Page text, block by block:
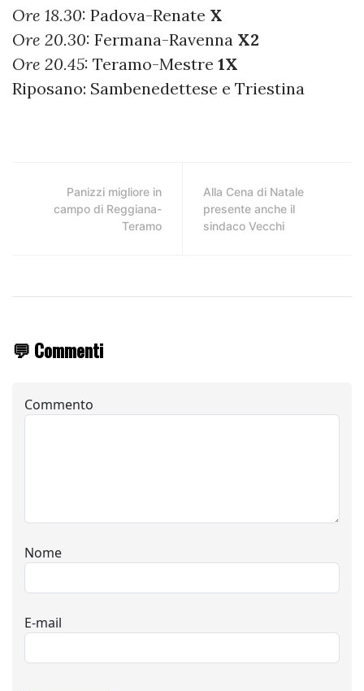
Ore 18.30: Padova-Renate X
Ore 20.30: Fermana-Ravenna X2
Ore 20.45: Teramo-Mestre 1X
Riposano: Sambenedettese e Triestina
Panizzi migliore in
campo di Reggiana-
Teramo
Alla Cena di Natale
presente anche il
sindaco Vecchi
💬 Commenti